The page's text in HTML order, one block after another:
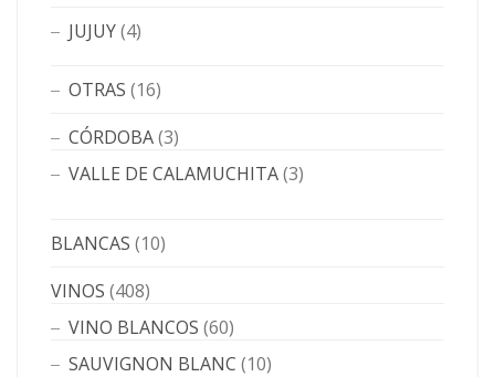
JUJUY(4)
OTRAS (16)
CÓRDOBA(3)
VALLE DE CALAMUCHITA(3)
BLANCAS (10)
VINOS (408)
VINO BLANCOS (60)
SAUVIGNON BLANC (10)